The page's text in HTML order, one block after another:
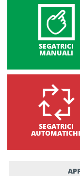
SEGATRICI
MANUALI
SEGATRICI